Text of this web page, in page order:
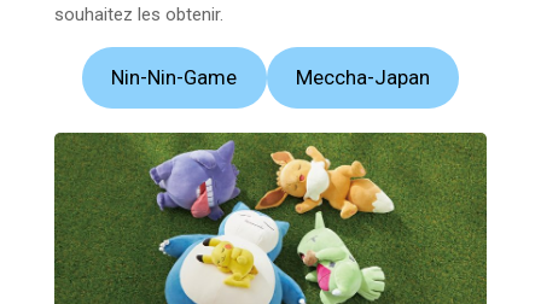
souhaitez les obtenir.
Nin-Nin-Game Meccha-Japan